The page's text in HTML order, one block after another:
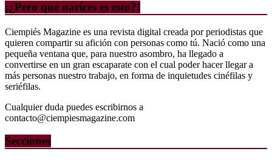
¡¿Pero qué narices es esto?!
Ciempiés Magazine es una revista digital creada por periodistas que
quieren compartir su afición con personas como tú. Nació como una
pequeña ventana que, para nuestro asombro, ha llegado a
convertirse en un gran escaparate con el cual poder hacer llegar a
más personas nuestro trabajo, en forma de inquietudes cinéfilas y
seriéfilas.
Cualquier duda puedes escribirnos a
contacto@ciempiesmagazine.com
Secciones